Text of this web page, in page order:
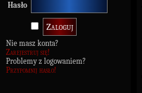
Hasło
Nie masz konta?
Zarejestruj się!
Problemy z logowaniem?
Przypomnij hasło!